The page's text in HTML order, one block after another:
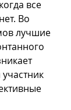
все
Во
лучшие